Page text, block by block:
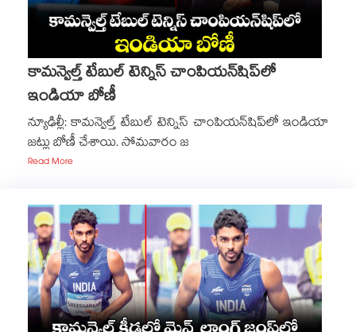
కామన్వెల్త్‌‌ టేబుల్‌‌ టెన్నిస్‌‌ చాంపియన్‌‌షిప్‌‌లో
ఇండియా బోణీ
న్యూఢిల్లీ: కామన్వెల్త్‌‌ టేబుల్‌‌ టెన్నిస్‌‌ చాంపియన్‌‌షిప్‌‌లో ఇండియా
జట్లు బోణీ చేశాయి. సోమవారం జ
Read More